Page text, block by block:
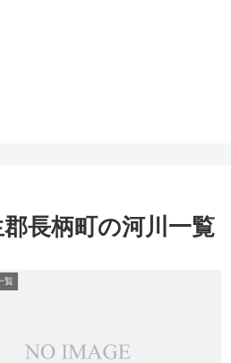
長柄町の河川一覧
覧